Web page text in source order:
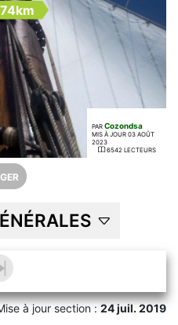
PAR Cozondsa
MIS À JOUR 03 AOÛT
2023
6542 LECTEURS
à jour section :24 juil. 2019